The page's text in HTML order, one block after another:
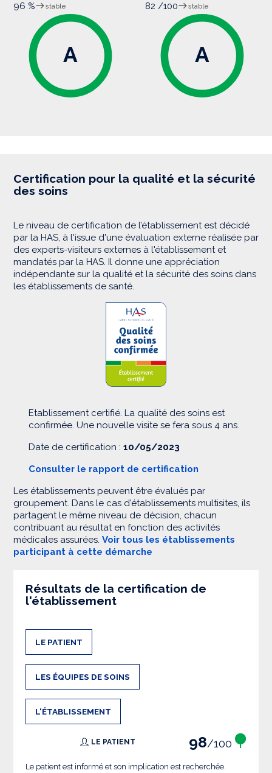
96 %
stable
A
82 /100
stable
A
Certification pour la qualité et la sécurité
des soins
Le niveau de certification de l’établissement est décidé
par la HAS, à l'issue d'une évaluation externe réalisée par
des experts-visiteurs externes à l'établissement et
mandatés par la HAS. Il donne une appréciation
indépendante sur la qualité et la sécurité des soins dans
les établissements de santé.
Etablissement certifié. La qualité des soins est
confirmée. Une nouvelle visite se fera sous 4 ans.
Date de certification : 10/05/2023
Consulter le rapport de certification
Les établissements peuvent être évalués par
groupement. Dans le cas d'établissements multisites, ils
partagent le même niveau de décision, chacun
contribuant au résultat en fonction des activités
médicales assurées. Voir tous les établissements
participant à cette démarche
Résultats de la certification de
l'établissement
LE PATIENT
LES ÉQUIPES DE SOINS
L'ÉTABLISSEMENT
LE PATIENT 98/100
Le patient est informé et son implication est recherchée.